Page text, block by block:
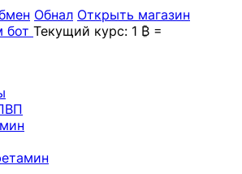
Обнал Открыть магазин
бот Текущий курс: 1 ₿ =